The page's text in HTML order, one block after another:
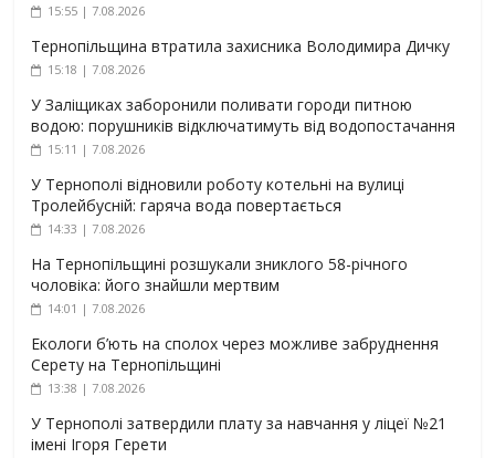
15:55 | 7.08.2026
Тернопільщина втратила захисника Володимира Дичку
15:18 | 7.08.2026
У Заліщиках заборонили поливати городи питною
водою: порушників відключатимуть від водопостачання
15:11 | 7.08.2026
У Тернополі відновили роботу котельні на вулиці
Тролейбусній: гаряча вода повертається
14:33 | 7.08.2026
На Тернопільщині розшукали зниклого 58-річного
чоловіка: його знайшли мертвим
14:01 | 7.08.2026
Екологи б’ють на сполох через можливе забруднення
Серету на Тернопільщині
13:38 | 7.08.2026
У Тернополі затвердили плату за навчання у ліцеї №21
імені Ігоря Герети